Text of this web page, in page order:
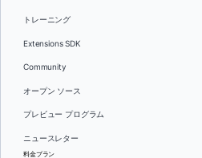
トレーニング
Extensions SDK
Community
オープン ソース
プレビュー プログラム
ニュースレター
料金プラン